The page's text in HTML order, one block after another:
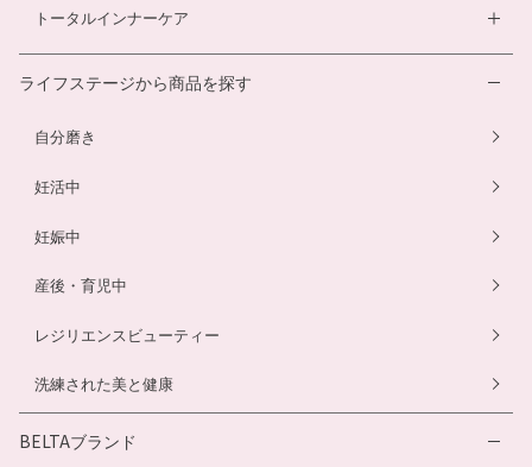
ルイボスティー
離乳食サービス
幼児食サービス
骨盤ベルト
ヘアカラートリートメント
ダイエットサプリ
酵素ドリンク
トータルインナーケア
ライフステージから商品を探す
自分磨き
妊活中
妊娠中
産後・育児中
レジリエンスビューティー
洗練された美と健康
BELTAブランド